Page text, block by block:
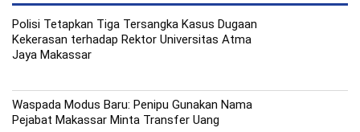
Polisi Tetapkan Tiga Tersangka Kasus Dugaan
Kekerasan terhadap Rektor Universitas Atma
Jaya Makassar
Waspada Modus Baru: Penipu Gunakan Nama
Pejabat Makassar Minta Transfer Uang